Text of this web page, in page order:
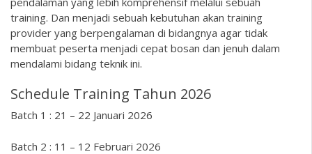
training. Dan menjadi sebuah kebutuhan akan training
provider yang berpengalaman di bidangnya agar tidak
membuat peserta menjadi cepat bosan dan jenuh dalam
mendalami bidang teknik ini.
Schedule Training Tahun 2026
Batch 1 : 21 – 22 Januari 2026
Batch 2 : 11 – 12 Februari 2026